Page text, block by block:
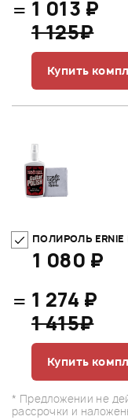
= 1 013 ₽
1 125₽
Купить
ПОЛИРОЛЬ ERNIE
1 080 ₽
= 1 274 ₽
1 415₽
Купить
* Предложении не
рассрочки и